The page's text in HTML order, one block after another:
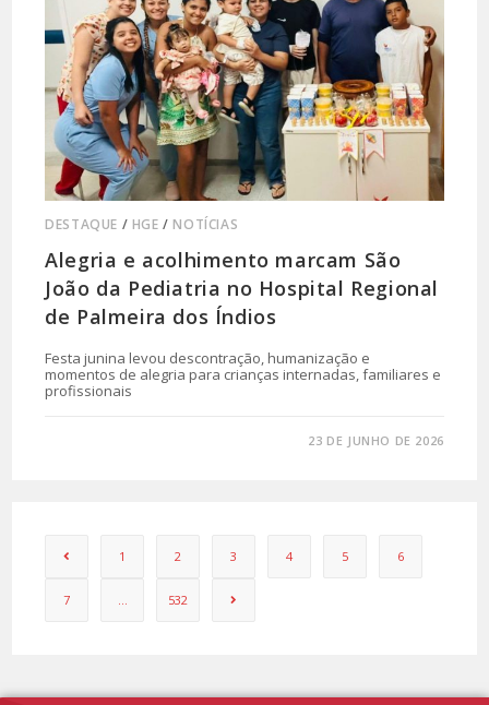
DESTAQUE / HGE /NOTÍCIAS
Alegria e acolhimento marcam São
João da Pediatria no Hospital Regional
de Palmeira dos Índios
Festa junina levou descontração, humanização e
momentos de alegria para crianças internadas, familiares e
profissionais
23 DE JUNHO DE 2026
1 2 3 4 5 6
7 … 532